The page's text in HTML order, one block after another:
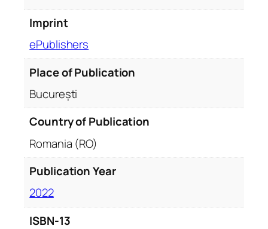
i
Imprint
ePublishers
Place of Publication
București
Country of Publication
Romania (RO)
Publication Year
2022
ISBN-13